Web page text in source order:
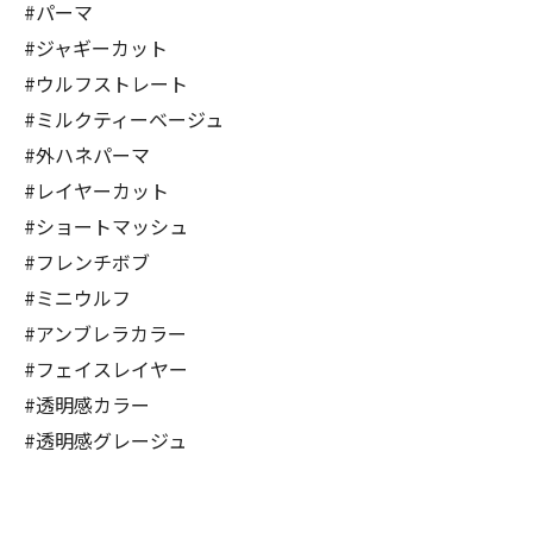
#パーマ
#ジャギーカット
#ウルフストレート
#ミルクティーベージュ
#外ハネパーマ
#レイヤーカット
#ショートマッシュ
#フレンチボブ
#ミニウルフ
#アンブレラカラー
#フェイスレイヤー
#透明感カラー
#透明感グレージュ